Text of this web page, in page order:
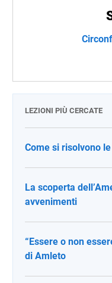
LEZIONI PIÙ CERCATE
Come si risolvono
La scoperta
avvenimenti
“Essere o non
di Amleto